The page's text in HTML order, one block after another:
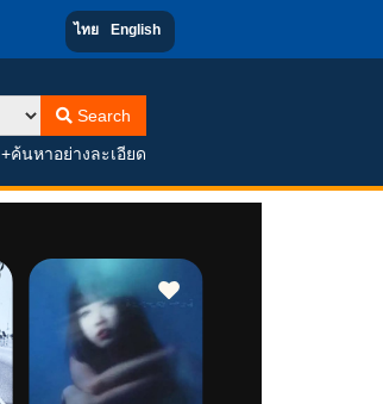
ไทย English
Search
+ค้นหาอย่างละเอียด